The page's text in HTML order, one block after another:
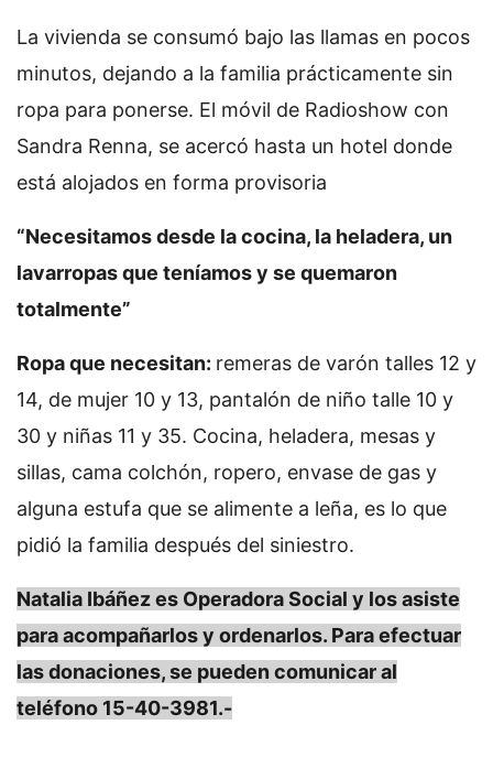
La vivienda se consumó bajo las llamas en pocos
minutos, dejando a la familia prácticamente sin
ropa para ponerse. El móvil de Radioshow con
Sandra Renna, se acercó hasta un hotel donde
está alojados en forma provisoria
“Necesitamos desde la cocina, la heladera, un
lavarropas que teníamos y se quemaron
totalmente”
Ropa que necesitan: remeras de varón talles 12 y
14, de mujer 10 y 13, pantalón de niño talle 10 y
30 y niñas 11 y 35. Cocina, heladera, mesas y
sillas, cama colchón, ropero, envase de gas y
alguna estufa que se alimente a leña, es lo que
pidió la familia después del siniestro.
Natalia Ibáñez es Operadora Social y los asiste
para acompañarlos y ordenarlos. Para efectuar
las donaciones, se pueden comunicar al
teléfono 15-40-3981.-